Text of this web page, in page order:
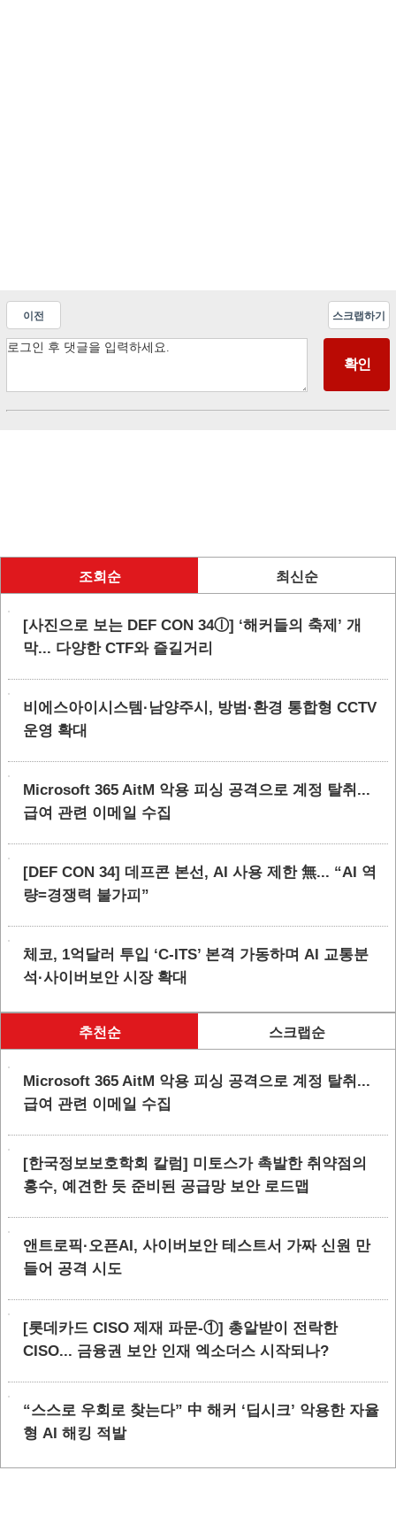
이전 스크랩하기
조회순 최신순
[사진으로 보는 DEF CON 34ⓛ] ‘해커들의 축제’ 개
막... 다양한 CTF와 즐길거리
비에스아이시스템·남양주시, 방범·환경 통합형 CCTV
운영 확대
Microsoft 365 AitM 악용 피싱 공격으로 계정 탈취...
급여 관련 이메일 수집
[DEF CON 34] 데프콘 본선, AI 사용 제한 無... “AI 역
량=경쟁력 불가피”
체코, 1억달러 투입 ‘C-ITS’ 본격 가동하며 AI 교통분
석·사이버보안 시장 확대
추천순 스크랩순
Microsoft 365 AitM 악용 피싱 공격으로 계정 탈취...
급여 관련 이메일 수집
[한국정보보호학회 칼럼] 미토스가 촉발한 취약점의
홍수, 예견한 듯 준비된 공급망 보안 로드맵
앤트로픽·오픈AI, 사이버보안 테스트서 가짜 신원 만
들어 공격 시도
[롯데카드 CISO 제재 파문-①] 총알받이 전락한
CISO... 금융권 보안 인재 엑소더스 시작되나?
“스스로 우회로 찾는다” 中 해커 ‘딥시크’ 악용한 자율
형 AI 해킹 적발